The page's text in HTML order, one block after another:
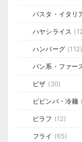
パスタ・イタリ
ハヤシライス
ハンバーグ (112)
パン系・ファー
ピザ (30)
ビビンバ・冷麺
ピラフ (12)
フライ (65)